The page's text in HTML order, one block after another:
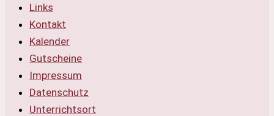
Links
Kontakt
Kalender
Gutscheine
Impressum
Datenschutz
Unterrichtsort